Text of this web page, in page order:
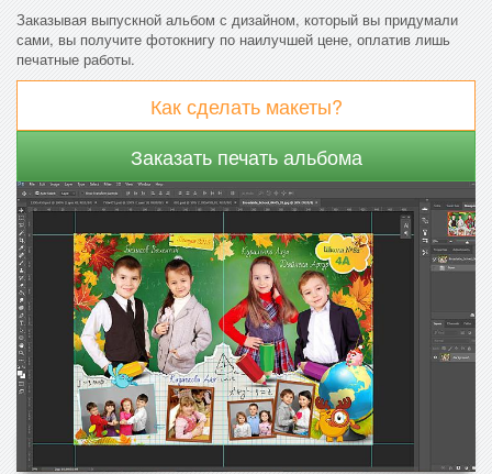
Заказывая выпускной альбом с дизайном, который вы придумали
сами, вы получите фотокнигу по наилучшей цене, оплатив лишь
печатные работы.
Как сделать макеты?
Заказать печать альбома